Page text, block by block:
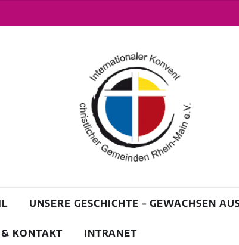
UNSERE GESCHICHTE – GEWACHSEN
KONTAKT INTRANET